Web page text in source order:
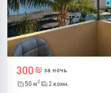
300
за ночь
50 м2 2 комн.